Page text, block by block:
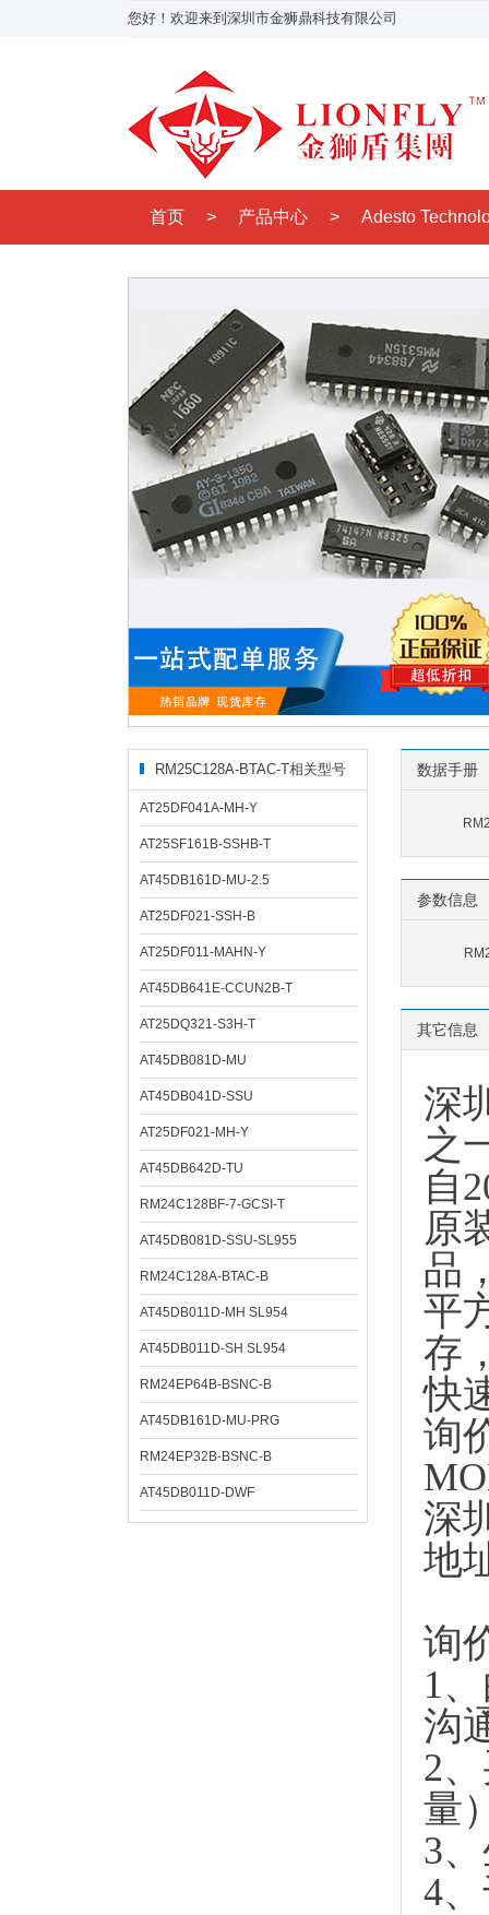
您好！欢迎来到深圳市金狮鼎科技有限公司
首页 > 产品中心 > Adesto
RM25C128A-BTAC-T相关型号
AT25DF041A-MH-Y
AT25SF161B-SSHB-T
AT45DB161D-MU-2.5
AT25DF021-SSH-B
AT25DF011-MAHN-Y
AT45DB641E-CCUN2B-T
AT25DQ321-S3H-T
AT45DB081D-MU
AT45DB041D-SSU
AT25DF021-MH-Y
AT45DB642D-TU
RM24C128BF-7-GCSI-T
AT45DB081D-SSU-SL955
RM24C128A-BTAC-B
AT45DB011D-MH SL954
AT45DB011D-SH SL954
RM24EP64B-BSNC-B
AT45DB161D-MU-PRG
RM24EP32B-BSNC-B
AT45DB011D-DWF
数据手册
参数信息
其它信息
深
之
自
原
品
平
存
快
询
深
地
询
1
沟
2
量
3
4